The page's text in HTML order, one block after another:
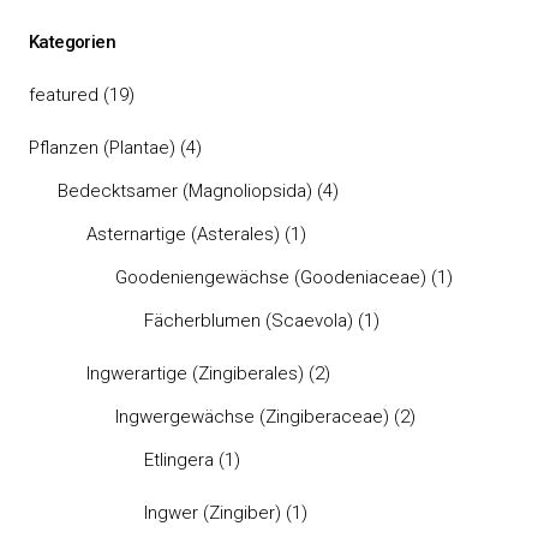
Kategorien
featured (19)
Pflanzen (Plantae) (4)
Bedecktsamer (Magnoliopsida) (4)
Asternartige (Asterales) (1)
Goodeniengewächse (Goodeniaceae) (1)
Fächerblumen (Scaevola) (1)
Ingwerartige (Zingiberales) (2)
Ingwergewächse (Zingiberaceae) (2)
Etlingera (1)
Ingwer (Zingiber) (1)